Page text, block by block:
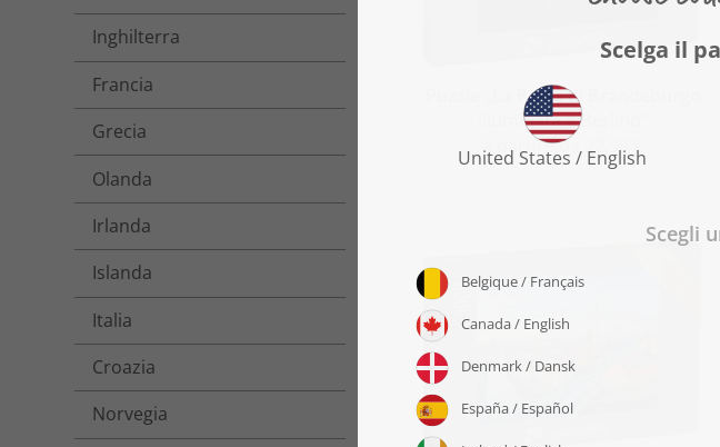
Inghilterra
Francia
Grecia
Olanda
Irlanda
Islanda
Italia
Croazia
Norvegia
Puzzle „La Porta di Brandeburgo
illuminata a Berlino“
a partire da 22,99 €